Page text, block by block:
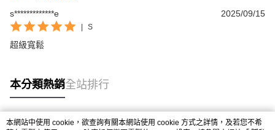
s*************e
2025/09/15
S
超級寬鬆
本分類熱銷全站排行
本網站中使用 cookie，欲查詢有關本網站使用 cookie 方式之詳情，及若您不希